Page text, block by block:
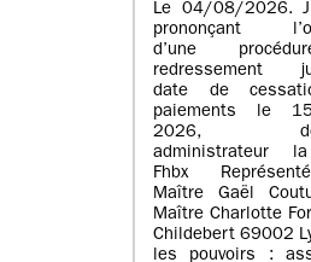
Le 04/08/2026.
prononçant
d’une
redressement
date de
paiements le
2026,
administrateur
Fhbx
Maître Gaël
Maître Charlotte
Childebert 69002
les pouvoirs :